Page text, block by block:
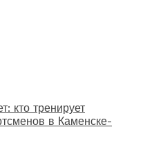
кто тренирует
в Каменске-